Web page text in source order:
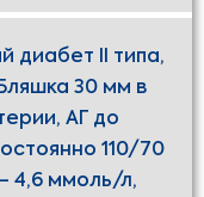
диабет II типа,
30 мм в
АГ до
110/70
4,6 ммоль/л,